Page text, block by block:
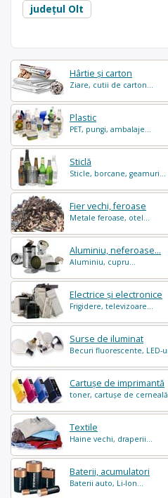
Hârtie și carton
Ziare, cutii de carton...
Plastic
PET, pungi, ambalaje...
Sticlă
Sticle, borcane, geamuri...
Fier vechi, feroase
Metale feroase, otel...
Aluminiu, neferoase...
Aluminiu, cupru...
Electrice și electronice
Frigidere, televizoare...
Surse de iluminat
Becuri fluorescente, LED-
Cartușe de imprimantă
toner, cartușe de
Textile
Haine vechi, draperii...
Baterii, acumulatori
Baterii auto, Li-Ion...
județul Olt